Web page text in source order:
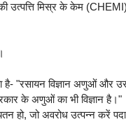
उत्पत्ति मिस्र के केम
है- "रसायन विज्ञान अणुओं
के अणुओं का भी विज्ञान है।"
हो, जो अवरोध उत्पन्न करें